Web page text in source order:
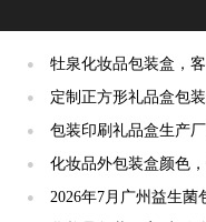
●
牡泉化妆品包装盒，
五个点[吉彩四方]
●
定制正方形礼品盒包
响？
●
包装印刷礼品盒生产厂家 礼品盒包装印
制[吉彩四方]
●
化妆品外包装盒颜色
厂家[吉彩四方]
●
2026年7月广州益生菌